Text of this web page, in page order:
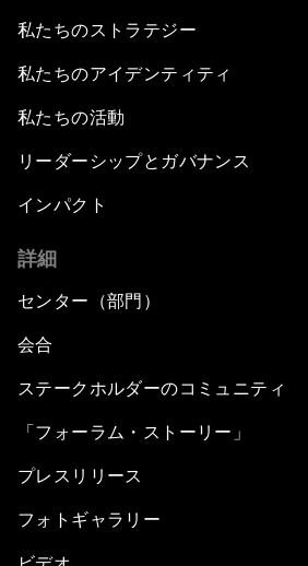
私たちのストラテジー
私たちのアイデンティティ
私たちの活動
リーダーシップとガバナンス
インパクト
詳細
センター（部門）
会合
ステークホルダーのコミュニティ
「フォーラム・ストーリー」
プレスリリース
フォトギャラリー